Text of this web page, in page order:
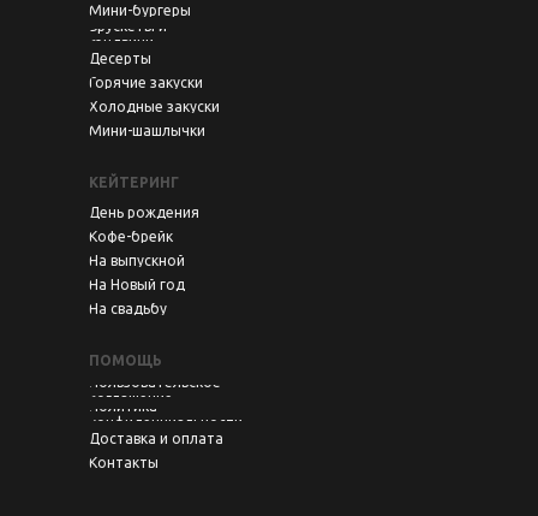
КЕЙТЕРИНГ
ПОМОЩЬ
Холодные закуски
Мини-бургеры
Брускеты и
сэндвичи
Десерты
Горячие закуски
День рождения
Мини-шашлычки
Кофе-брейк
На выпускной
На Новый год
На свадьбу
Пользовательское
соглашение
Политика
конфиденциальности
Доставка и оплата
Контакты